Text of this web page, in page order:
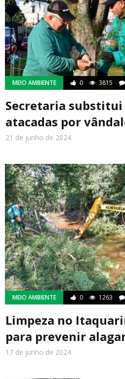
MEIO AMBIENTE 0 3815
Secretaria
atacadas por
21 de junho de 2024
MEIO AMBIENTE 0 1263
Limpeza no
para prevenir
17 de junho de 2024